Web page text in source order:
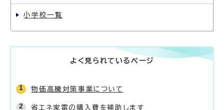
小学校一覧
よく見られているページ
物価高騰対策事業について
省エネ家電の購入費を補助します